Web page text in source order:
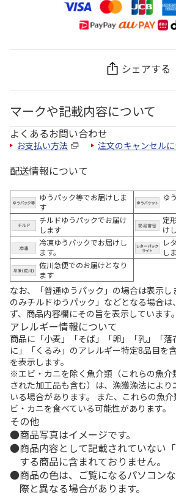
シェアする
マークや記載内容について
よくあるお問い合わせ
お支払い方法 注文のキャンセル
配送情報について
ゆうパック等でお届けしま
す
ゆ
チルドゆうパックでお届け
します
定
け
冷凍ゆうパックでお届けし
ます。
レ
し
佐川急便でのお届けとなり
ます
なお、「普通ゆうパック」の場合は表示
のみチルドゆうパック」などとなる場合は
ず、商品内容欄にその旨を表示しています。
アレルギー情報について
商品に「小麦」「そば」「卵」「乳」「落
に」「くるみ」のアレルギー特定8品目を
を表示します。
※エビ・カニを除く魚介類（これらの魚介
された加工品も含む）は、漁獲漁法により
いる場合があります。 また、これらの魚
ビ・カニを食べている可能性があります。
その他
商品写真はイメージです。
商品内容として記載されていない
する商品に含まれておりません。
商品の色は、ご覧になるパソコン
際と異なる場合があります。